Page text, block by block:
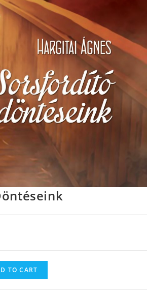
TO CART